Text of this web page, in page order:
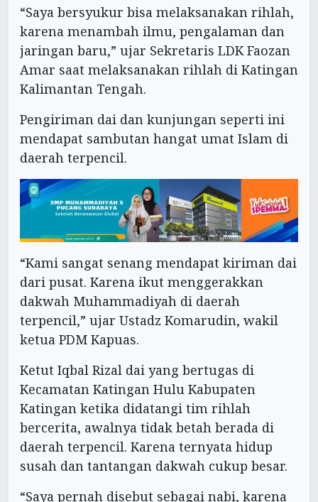
“Saya bersyukur bisa melaksanakan rihlah,
karena menambah ilmu, pengalaman dan
jaringan baru,” ujar Sekretaris LDK Faozan
Amar saat melaksanakan rihlah di Katingan
Kalimantan Tengah.
Pengiriman dai dan kunjungan seperti ini
mendapat sambutan hangat umat Islam di
daerah terpencil.
“Kami sangat senang mendapat kiriman dai
dari pusat. Karena ikut menggerakkan
dakwah Muhammadiyah di daerah
terpencil,” ujar Ustadz Komarudin, wakil
ketua PDM Kapuas.
Ketut Iqbal Rizal dai yang bertugas di
Kecamatan Katingan Hulu Kabupaten
Katingan ketika didatangi tim rihlah
bercerita, awalnya tidak betah berada di
daerah terpencil. Karena ternyata hidup
susah dan tantangan dakwah cukup besar.
“Saya pernah disebut sebagai nabi, karena